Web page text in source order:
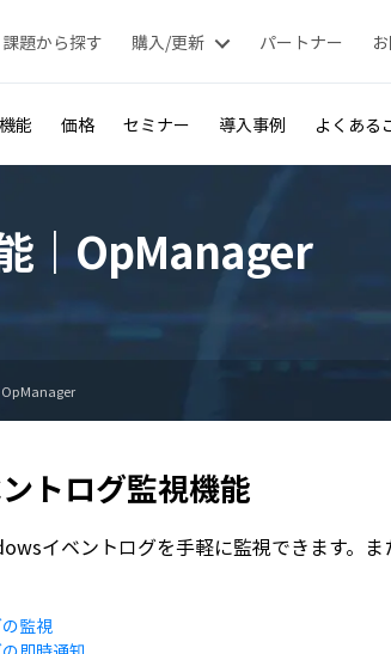
課題から探す 購入/更新 パートナー
機能 価格 セミナー 導入事例 よくある
｜OpManager
トログ監視機能
イベントログを手軽に監視できます。
監視